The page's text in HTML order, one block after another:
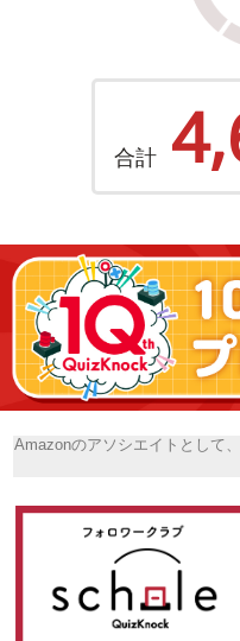
合計
Amazonのアソシエイトとして